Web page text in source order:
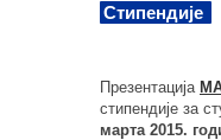
Стипендије
Презентација
стипендије за
марта 2015.